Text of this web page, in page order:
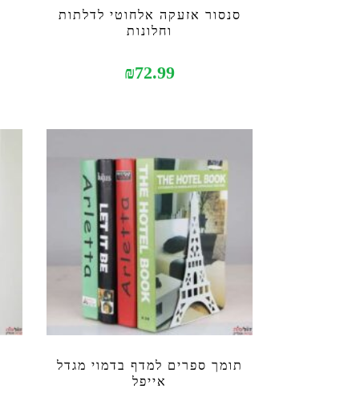
סנסור אזעקה אלחוטי לדלתות
וחלונות
₪72.99
תומך ספרים למדף בדמוי מגדל
אייפל